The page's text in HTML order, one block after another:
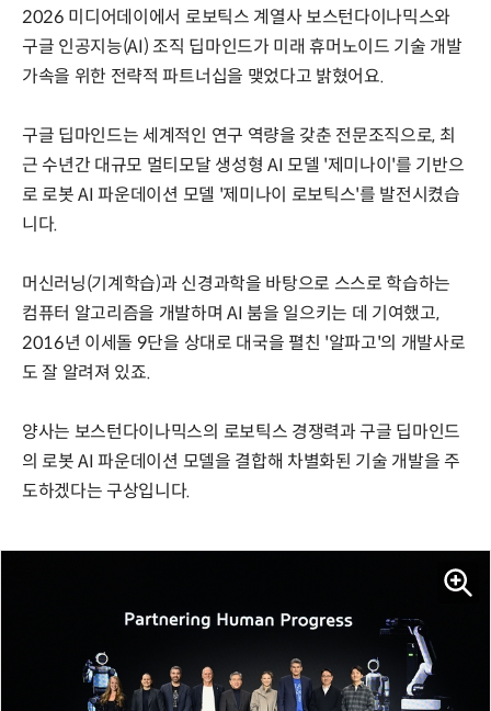
2026 미디어데이에서 로보틱스 계열사 보스턴다이나믹스와
구글 인공지능(AI) 조직 딥마인드가 미래 휴머노이드 기술 개발
가속을 위한 전략적 파트너십을 맺었다고 밝혔어요.
구글 딥마인드는 세계적인 연구 역량을 갖춘 전문조직으로, 최
근 수년간 대규모 멀티모달 생성형 AI 모델 '제미나이'를 기반으
로 로봇 AI 파운데이션 모델 '제미나이 로보틱스'를 발전시켰습
니다.
머신러닝(기계학습)과 신경과학을 바탕으로 스스로 학습하는
컴퓨터 알고리즘을 개발하며 AI 붐을 일으키는 데 기여했고,
2016년 이세돌 9단을 상대로 대국을 펼친 '알파고'의 개발사로
도 잘 알려져 있죠.
양사는 보스턴다이나믹스의 로보틱스 경쟁력과 구글 딥마인드
의 로봇 AI 파운데이션 모델을 결합해 차별화된 기술 개발을 주
도하겠다는 구상입니다.